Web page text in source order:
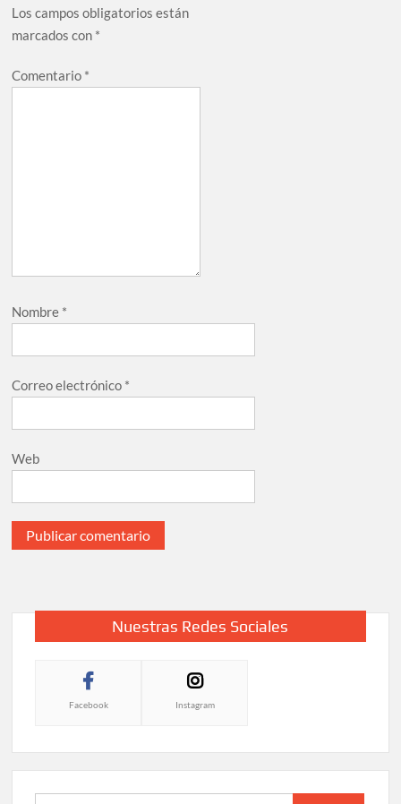
Los campos obligatorios están
marcados con *
Comentario *
Nombre *
Correo electrónico *
Web
Nuestras Redes Sociales
Facebook Instagram